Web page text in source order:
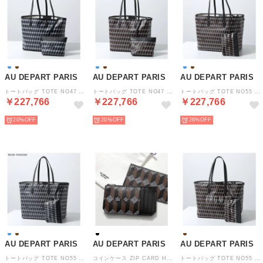
AU DEPART PARIS
￥227,766
20%
AU DEPART PARIS
￥227,766
20%
AU DEPART PARIS
￥227,766
26%
AU DEPART PARIS AU DEPART PARIS AU DEPART PARIS